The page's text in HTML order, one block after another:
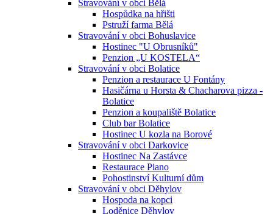
Stravování v obci Bělá
Hospůdka na hřišti
Pstruží farma Bělá
Stravování v obci Bohuslavice
Hostinec "U Obrusníků"
Penzion „U KOSTELA“
Stravování v obci Bolatice
Penzion a restaurace U Fontány
Hasičárna u Horsta & Chacharova pizza -
Bolatice
Penzion a koupaliště Bolatice
Club bar Bolatice
Hostinec U kozla na Borové
Stravování v obci Darkovice
Hostinec Na Zastávce
Restaurace Piano
Pohostinství Kulturní dům
Stravování v obci Děhylov
Hospoda na kopci
Loděnice Děhylov